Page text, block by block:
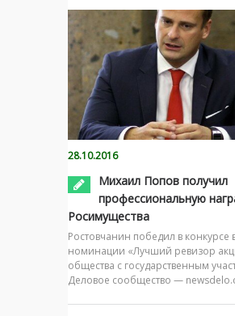
28.10.2016
Михаил Попов получил
профессиональную
Росимущества
Ростовчанин победил в конкурсе
номинации «Лучший ревизор
общества с государственным
Деловое сообщество —